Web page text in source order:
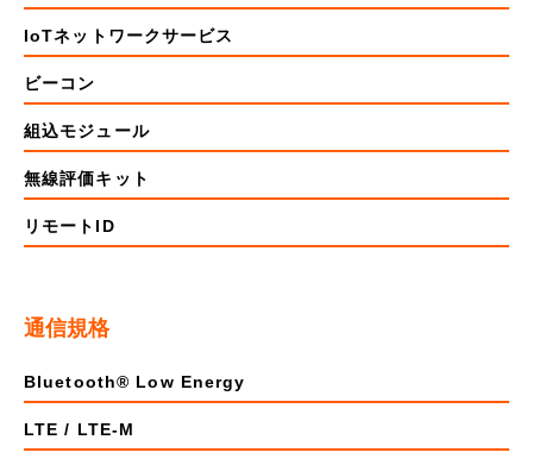
IoTネットワークサービス
ビーコン
組込モジュール
無線評価キット
リモートID
通信規格
Bluetooth® Low Energy
LTE / LTE-M